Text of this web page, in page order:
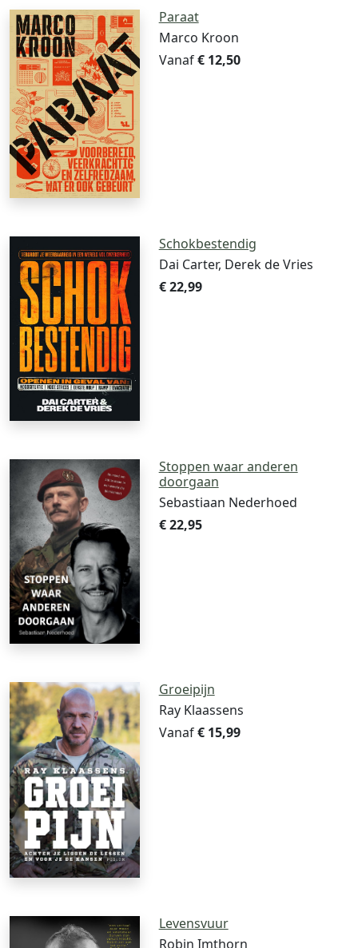
Paraat
Marco Kroon
Vanaf€ 12,50
Schokbestendig
Dai Carter, Derek de Vries
€ 22,99
Stoppen waar anderen
doorgaan
Sebastiaan Nederhoed
€ 22,95
Groeipijn
Ray Klaassens
Vanaf€ 15,99
Levensvuur
Robin Imthorn